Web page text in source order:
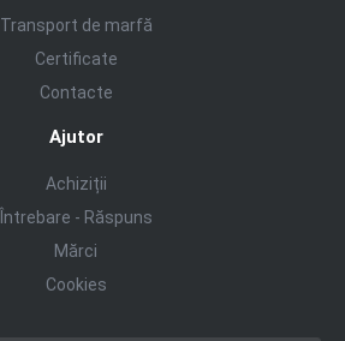
Transport de marfă
Certificate
Contacte
Ajutor
Achiziții
Întrebare - Răspuns
Mărci
Cookies